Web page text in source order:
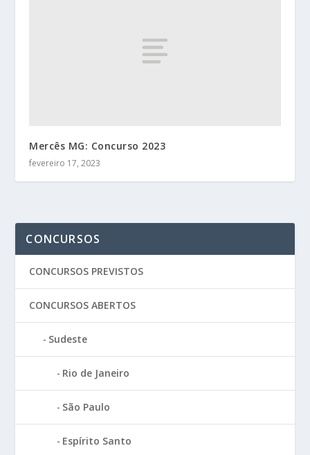
Mercês MG: Concurso 2023
fevereiro 17, 2023
CONCURSOS
CONCURSOS PREVISTOS
CONCURSOS ABERTOS
Sudeste
Rio de Janeiro
São Paulo
Espírito Santo